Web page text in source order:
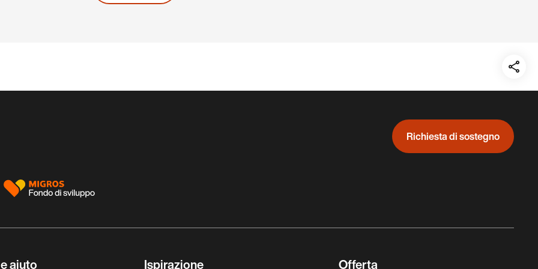
auf:
Richiesta di sostegno
aiuto Ispirazione Offerta